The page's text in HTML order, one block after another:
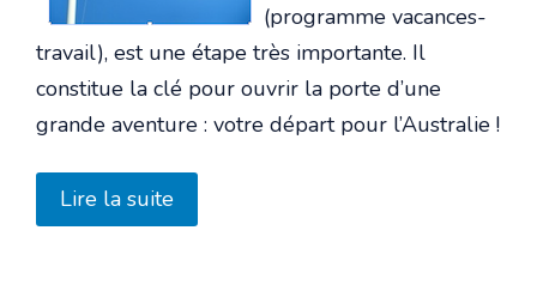
(programme vacances-
travail), est une étape très importante. Il
constitue la clé pour ouvrir la porte d’une
grande aventure : votre départ pour l’Australie !
Lire la suite